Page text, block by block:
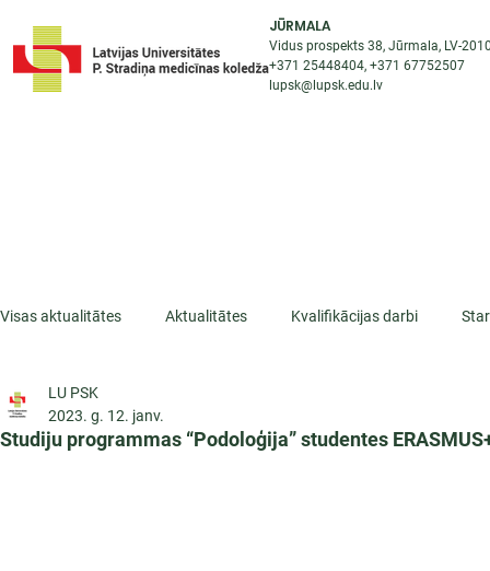
JŪRMALA
Vidus prospekts 38, Jūrmala, LV-
+371 25448404, +371 67752507
lupsk@lupsk.edu.lv
Visas aktualitātes Aktualitātes Kvalifikācijas darbi
ESF projekti
Studiju programmas “Podoloģija” studentes
LU PSK
2023. g. 12. janv.